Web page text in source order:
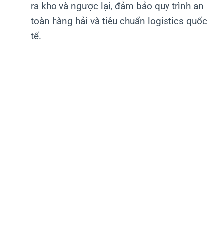
ra kho và ngược lại, đảm bảo quy trình an
toàn hàng hải và tiêu chuẩn logistics quốc
tế.